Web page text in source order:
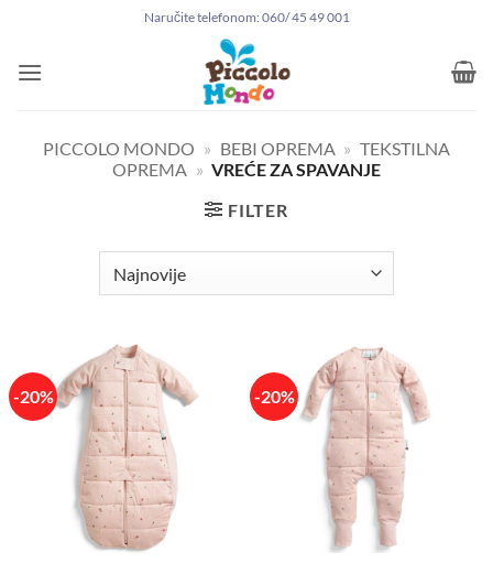
sadržaj
Naručite telefonom: 060/ 45 49 001
PICCOLO MONDO » BEBI OPREMA » TEKSTILNA
OPREMA » VREĆE ZA SPAVANJE
FILTER
-20% -20%